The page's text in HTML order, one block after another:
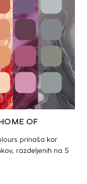
OF
prinaša kar
razdeljenih na 5